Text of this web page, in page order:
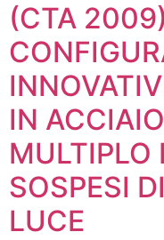
(CTA 2009)
IN
MULTIPLO
SOSPESI
LUCE